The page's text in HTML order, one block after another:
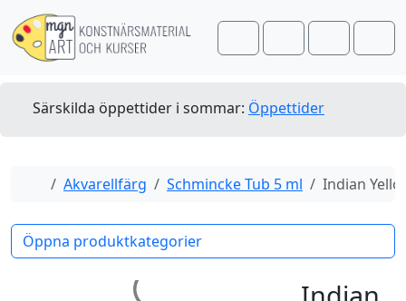
Skip to content
Skip to footer
SearchAccount
Cart
Särskilda öppettider i sommar: Öppettider
Home
Akvarellfärg Schmincke Tub 5 ml Indian
Öppna produktkategorier